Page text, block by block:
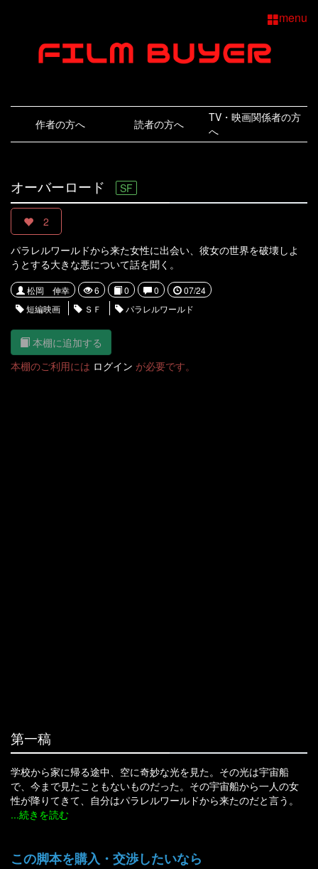
menu
作者の方へ 読者の方へ
TV・映画関係者の方
へ
オーバーロード SF
2
パラレルワールドから来た女性に出会い、彼女の世界を破壊しよ
うとする大きな悪について話を聞く。
松岡 伸幸 6 0 0
07/24
短編映画
ＳＦ パラレルワールド
本棚に追加する
本棚のご利用には ログイン が必要です。
第一稿
学校から家に帰る途中、空に奇妙な光を見た。その光は宇宙船
で、今まで見たこともないものだった。その宇宙船から一人の女
性が降りてきて、自分はパラレルワールドから来たのだと言う。
...続きを読む
この脚本を購入・交渉したいなら